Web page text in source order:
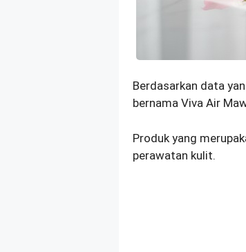
Berdasarkan data
bernama Viva Air
Produk yang
perawatan kulit.